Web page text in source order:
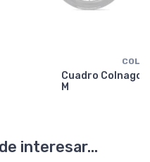
Cuadro Colnago
M
interesar...